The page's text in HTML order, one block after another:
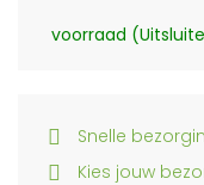
voorraad
Snelle
Kies jouw